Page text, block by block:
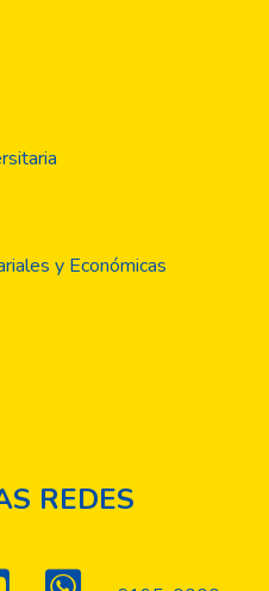
Universidad Evangélica de
del conocimiento
con enfoque
problemáticas sociales
de proyectos de innovación
de diversos
año, estudiantes de la
han desarrollado
que enfrenta El
ellas destacan las
reciente pandemia del
y Económicas
REDES